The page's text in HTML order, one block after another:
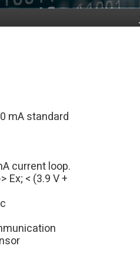
mA standard
current loop.
Ex; < (3.9 V +